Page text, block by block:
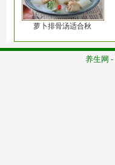
萝卜排骨汤适合秋
养生网 -